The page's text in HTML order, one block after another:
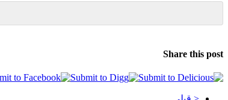
Share this post